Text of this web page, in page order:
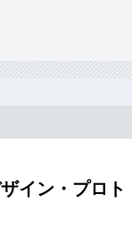
イン・プロト